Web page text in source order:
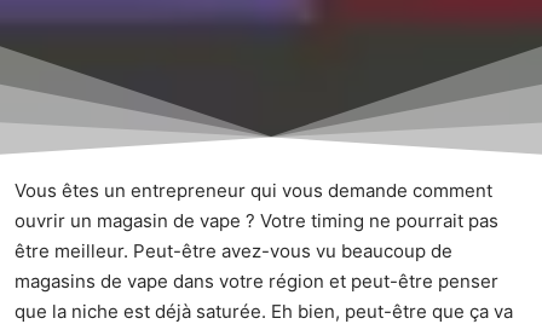
Vous êtes un entrepreneur qui vous demande comment
ouvrir un magasin de vape ? Votre timing ne pourrait pas
être meilleur. Peut-être avez-vous vu beaucoup de
magasins de vape dans votre région et peut-être penser
que la niche est déjà saturée. Eh bien, peut-être que ça va